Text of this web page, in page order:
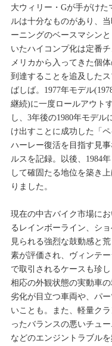
大ウィリー・Gが手がけ
ルは十分なものがあり、
ーニングのベースマシン
いたハイコンプ化は定番
メリカから入ってきた個
到達することを追及した
ばしば。1977年モデル
継続)に一度ロールアウト
し、3年後の1980年モデ
け出すことに成功した「
ハーレー復活を目指す見
ルスを記録。以後、1984
して確固たる地位を築き
りました。
現在の中古バイク市場に
るレインボーライン、シ
見られる強烈な鼓動感と
素が評価され、ヴィンテ
で取引されるケースも珍
相応の外観状態の実動車
劣化が目立つ車両や、パ
いことも。また、軽量ク
ったバランスの悪いチュ
などのエンジントラブル